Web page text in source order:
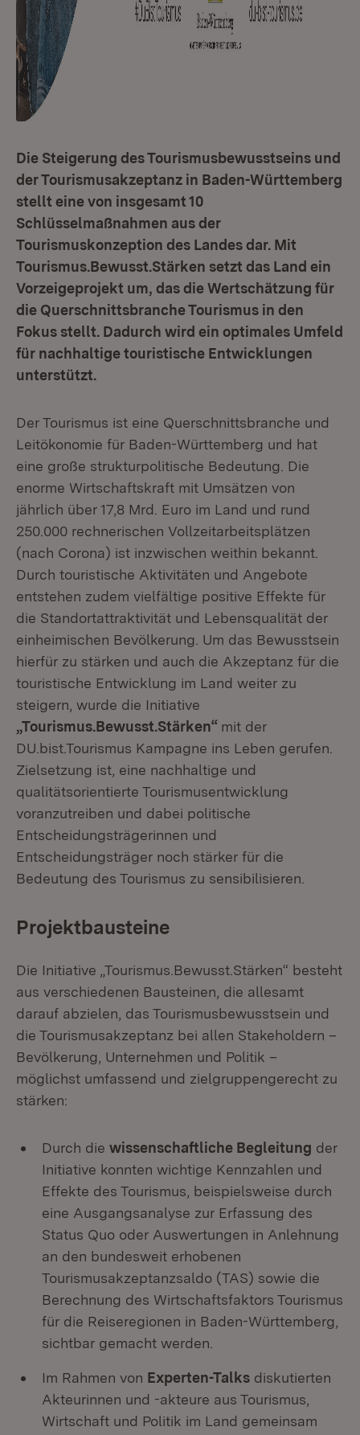
Die Steigerung des Tourismusbewusstseins und
der Tourismusakzeptanz in Baden-Württemberg
stellt eine von insgesamt 10
Schlüsselmaßnahmen aus der
Tourismuskonzeption des Landes dar. Mit
Tourismus.Bewusst.Stärken setzt das Land ein
Vorzeigeprojekt um, das die Wertschätzung für
die Querschnittsbranche Tourismus in den
Fokus stellt. Dadurch wird ein optimales Umfeld
für nachhaltige touristische Entwicklungen
unterstützt.
Der Tourismus ist eine Querschnittsbranche und
Leitökonomie für Baden-Württemberg und hat
eine große strukturpolitische Bedeutung. Die
enorme Wirtschaftskraft mit Umsätzen von
jährlich über 17,8 Mrd. Euro im Land und rund
250.000 rechnerischen Vollzeitarbeitsplätzen
(nach Corona) ist inzwischen weithin bekannt.
Durch touristische Aktivitäten und Angebote
entstehen zudem vielfältige positive Effekte für
die Standortattraktivität und Lebensqualität der
einheimischen Bevölkerung. Um das Bewusstsein
hierfür zu stärken und auch die Akzeptanz für die
touristische Entwicklung im Land weiter zu
steigern, wurde die Initiative
„Tourismus.Bewusst.Stärken“ mit der
DU.bist.Tourismus Kampagne ins Leben gerufen.
Zielsetzung ist, eine nachhaltige und
qualitätsorientierte Tourismusentwicklung
voranzutreiben und dabei politische
Entscheidungsträgerinnen und
Entscheidungsträger noch stärker für die
Bedeutung des Tourismus zu sensibilisieren.
Projektbausteine
Die Initiative „Tourismus.Bewusst.Stärken“ besteht
aus verschiedenen Bausteinen, die allesamt
darauf abzielen, das Tourismusbewusstsein und
die Tourismusakzeptanz bei allen Stakeholdern –
Bevölkerung, Unternehmen und Politik –
möglichst umfassend und zielgruppengerecht zu
stärken:
Durch die wissenschaftliche Begleitung der
Initiative konnten wichtige Kennzahlen und
Effekte des Tourismus, beispielsweise durch
eine Ausgangsanalyse zur Erfassung des
Status Quo oder Auswertungen in Anlehnung
an den bundesweit erhobenen
Tourismusakzeptanzsaldo (TAS) sowie die
Berechnung des Wirtschaftsfaktors Tourismus
für die Reiseregionen in Baden-Württemberg,
sichtbar gemacht werden.
Im Rahmen von Experten-Talks diskutierten
Akteurinnen und -akteure aus Tourismus,
Wirtschaft und Politik im Land gemeinsam